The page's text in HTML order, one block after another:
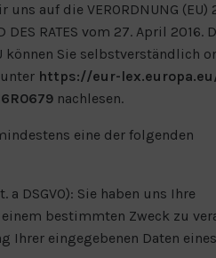
auf die VERORDNUNG (EU)
DES RATES vom 27. April 2016.
Sie selbstverständlich
https://eur-
nachlesen.
eine der folgenden
DSGVO): Sie haben uns Ihre
bestimmten Zweck zu
Ihrer eingegebenen Daten eines